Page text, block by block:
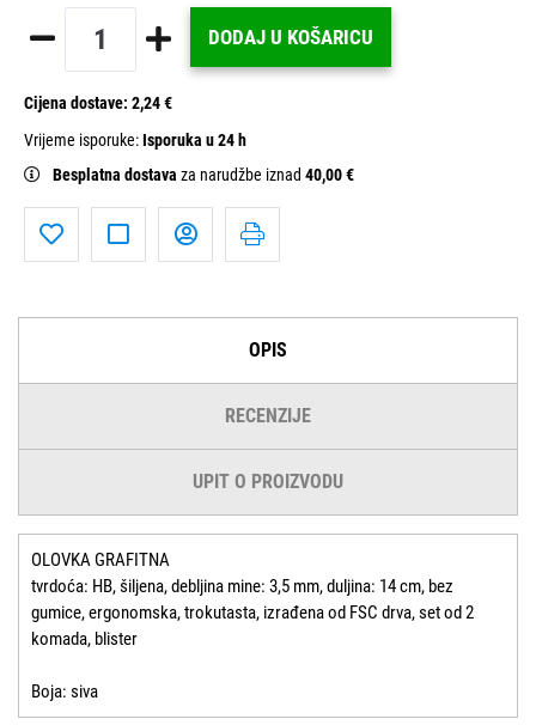
DODAJ U KOŠARICU
Cijena dostave: 2,24 €
Vrijeme isporuke:Isporuka u 24 h
Besplatna dostava za narudžbe iznad 40,00 €
OPIS
RECENZIJE
UPIT O PROIZVODU
OLOVKA GRAFITNA
tvrdoća: HB, šiljena, debljina mine: 3,5 mm, duljina: 14 cm, bez
gumice, ergonomska, trokutasta, izrađena od FSC drva, set od 2
komada, blister
Boja: siva